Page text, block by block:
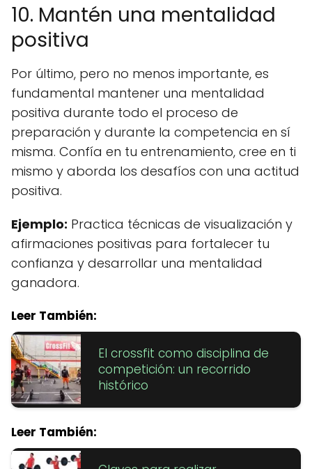
10. Mantén una mentalidad
positiva
Por último, pero no menos importante, es
fundamental mantener una mentalidad
positiva durante todo el proceso de
preparación y durante la competencia en sí
misma. Confía en tu entrenamiento, cree en ti
mismo y aborda los desafíos con una actitud
positiva.
Ejemplo: Practica técnicas de visualización y
afirmaciones positivas para fortalecer tu
confianza y desarrollar una mentalidad
ganadora.
Leer También:
El crossfit como disciplina de
competición: un recorrido
histórico
Leer También: